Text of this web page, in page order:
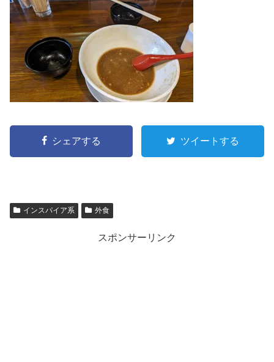
シェアする ツイートする
インスパイア系 外食
スポンサーリンク